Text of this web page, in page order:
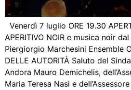
Venerdì 7 luglio ORE 19.30
APERITIVO NOIR e musica noir
Piergiorgio Marchesini Ensemble
DELLE AUTORITÀ Saluto del
Andora Mauro Demichelis,
Maria Teresa Nasi e